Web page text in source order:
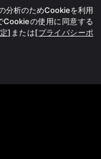
分析のためCookieを利用
Cookieの使用に同意する
] または[プライバシーポ